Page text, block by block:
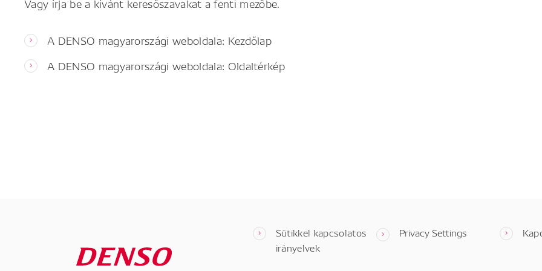
A DENSO magyarországi weboldala: Kezdőlap
A DENSO magyarországi weboldala: Oldaltérkép
Sütikkel kapcsolatos
irányelvek
Privacy Settings